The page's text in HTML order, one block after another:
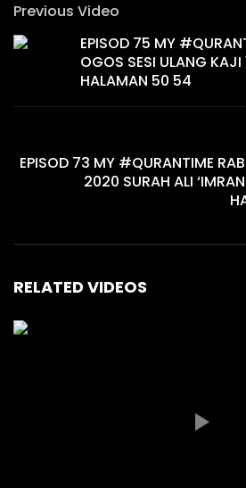
Previous Video
EPISOD 75 MY
OGOS SESI ULANG KAJI
HALAMAN 50 54
EPISOD 73 MY #QURANTIME
2020 SURAH ALI
RELATED VIDEOS